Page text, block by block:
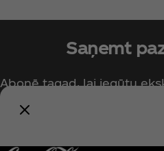
Saņemt
Abonē tagad, lai iegūtu
kas saistīts ar Coca‑Cola!